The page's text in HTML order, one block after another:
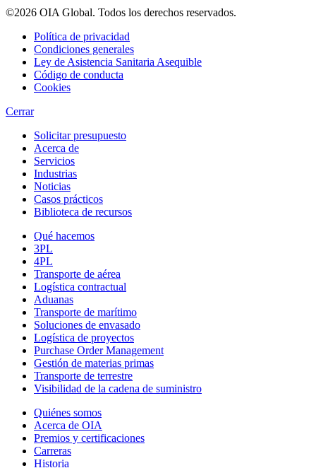
©2026 OIA Global. Todos los derechos reservados.
Política de privacidad
Condiciones generales
Ley de Asistencia Sanitaria Asequible
Código de conducta
Cookies
Cerrar
Solicitar presupuesto
Acerca de
Servicios
Industrias
Noticias
Casos prácticos
Biblioteca de recursos
Qué hacemos
3PL
4PL
Transporte de aérea
Logística contractual
Aduanas
Transporte de marítimo
Soluciones de envasado
Logística de proyectos
Purchase Order Management
Gestión de materias primas
Transporte de terrestre
Visibilidad de la cadena de suministro
Quiénes somos
Acerca de OIA
Premios y certificaciones
Carreras
Historia